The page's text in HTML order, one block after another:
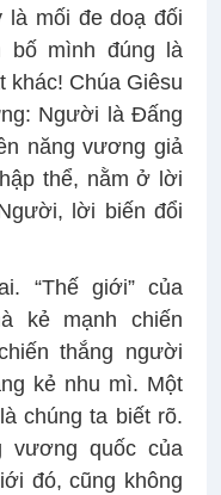
là mối đe doạ đối
bố mình đúng là
khác! Chúa Giêsu
Người là Đấng
năng vương giả
thể, nằm ở lời
lời biến đổi
“Thế giới” của
kẻ mạnh chiến
thắng người
kẻ nhu mì. Một
chúng ta biết rõ.
vương quốc của
đó, cũng không